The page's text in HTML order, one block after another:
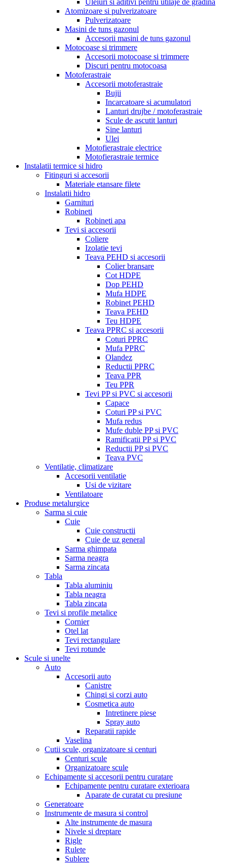
Uleiuri si aditivi pentru utilaje de gradina
Atomizoare si pulverizatoare
Pulverizatoare
Masini de tuns gazonul
Accesorii masini de tuns gazonul
Motocoase si trimmere
Accesorii motocoase si trimmere
Discuri pentru motocoasa
Motoferastraie
Accesorii motoferastraie
Bujii
Incarcatoare si acumulatori
Lanturi drujbe / motoferastraie
Scule de ascutit lanturi
Sine lanturi
Ulei
Motofierastraie electrice
Motofierastraie termice
Instalatii termice si hidro
Fitinguri si accesorii
Materiale etansare filete
Instalatii hidro
Garnituri
Robineti
Robineti apa
Tevi si accesorii
Coliere
Izolatie tevi
Teava PEHD si accesorii
Colier bransare
Cot HDPE
Dop PEHD
Mufa HDPE
Robinet PEHD
Teava PEHD
Teu HDPE
Teava PPRC si accesorii
Coturi PPRC
Mufa PPRC
Olandez
Reductii PPRC
Teava PPR
Teu PPR
Tevi PP si PVC si accesorii
Capace
Coturi PP si PVC
Mufa redus
Mufe duble PP si PVC
Ramificatii PP si PVC
Reductii PP si PVC
Teava PVC
Ventilatie, climatizare
Accesorii ventilatie
Usi de vizitare
Ventilatoare
Produse metalurgice
Sarma si cuie
Cuie
Cuie constructii
Cuie de uz general
Sarma ghimpata
Sarma neagra
Sarma zincata
Tabla
Tabla aluminiu
Tabla neagra
Tabla zincata
Tevi si profile metalice
Cornier
Otel lat
Tevi rectangulare
Tevi rotunde
Scule si unelte
Auto
Accesorii auto
Canistre
Chingi si corzi auto
Cosmetica auto
Intretinere piese
Spray auto
Reparatii rapide
Vaselina
Cutii scule, organizatoare si centuri
Centuri scule
Organizatoare scule
Echipamente si accesorii pentru curatare
Echipamente pentru curatare exterioara
Aparate de curatat cu presiune
Generatoare
Instrumente de masura si control
Alte instrumente de masura
Nivele si dreptare
Rigle
Rulete
Sublere